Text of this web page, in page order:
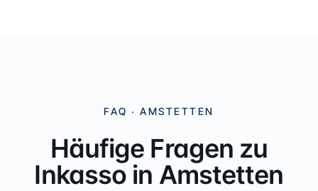
FAQ ·AMSTETTEN
Häufige Fragen zu
Inkasso in Amstetten